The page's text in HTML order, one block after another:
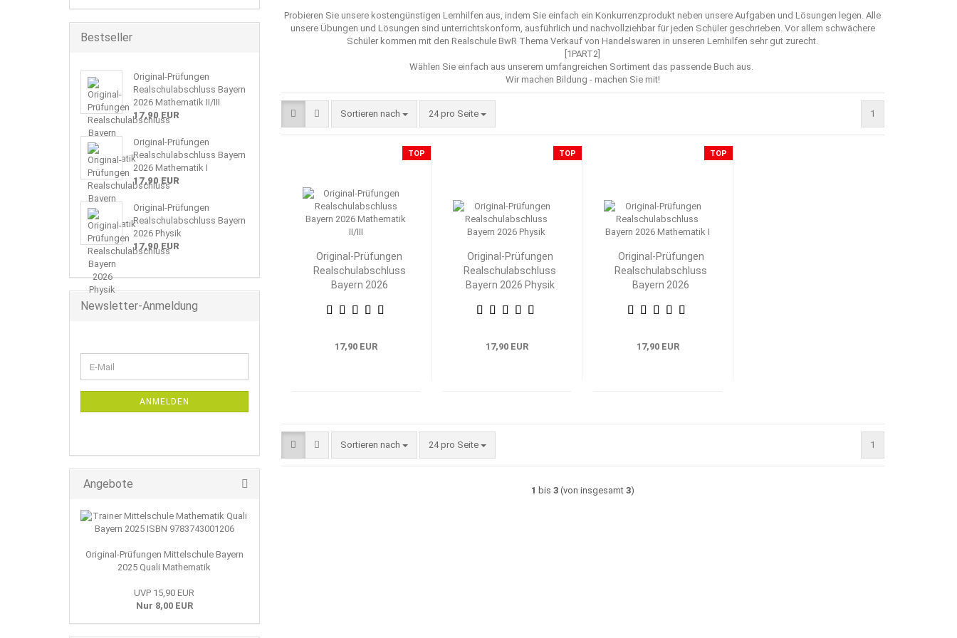
Probieren Sie unsere kostengünstigen Lernhilfen aus, indem Sie einfach ein Konkurrenzprodukt neben unsere Aufgaben und Lösungen legen. Alle
unsere Übungen und Lösungen sind unterrichtskonform, ausführlich und nachvollziehbar für jeden Schüler geschrieben. Vor allem schwächere
Schüler kommen mit den Realschule BwR Thema Verkauf von Handelswaren in unseren Lernhilfen sehr gut zurecht.
[1PART2]
Wählen Sie einfach aus unserem umfangreichen Sortiment das passende Buch aus.
Wir machen Bildung - machen Sie mit!
Sortieren nach
Sortieren nach 24 pro Seite
pro Seite 1
TOP
Original-Prüfungen
Realschulabschluss
Bayern 2026
17,90 EUR
TOP
Original-Prüfungen
Realschulabschluss
Bayern 2026 Physik
17,90 EUR
TOP
Original-Prüfungen
Realschulabschluss
Bayern 2026
17,90 EUR
Sortieren nach
Sortieren nach 24 pro Seite
pro Seite 1
1 bis 3(von insgesamt 3)
Bestseller
Original-Prüfungen
Realschulabschluss Bayern
2026 Mathematik II/III
17,90 EUR
Original-Prüfungen
Realschulabschluss Bayern
2026 Mathematik I
17,90 EUR
Original-Prüfungen
Realschulabschluss Bayern
2026 Physik
17,90 EUR
Newsletter-Anmeldung
ZUR
E-
Mail
ANMELDEN
Angebote
Original-Prüfungen Mittelschule Bayern
2025 Quali Mathematik
UVP 15,90 EUR
Nur 8,00 EUR